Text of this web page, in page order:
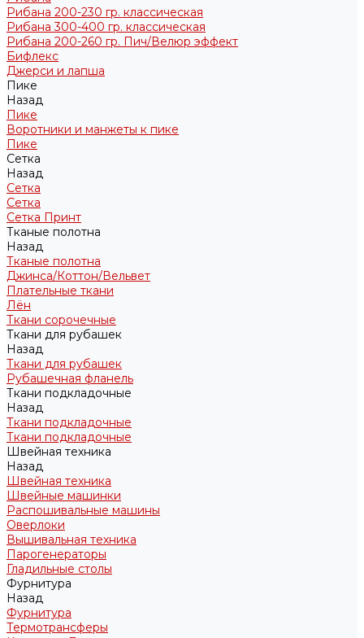
Рибана 200-230 гр. классическая
Рибана 300-400 гр. классическая
Рибана 200-260 гр. Пич/Велюр эффект
Бифлекс
Джерси и лапша
Пике
Назад
Пике
Воротники и манжеты к пике
Пике
Сетка
Назад
Сетка
Сетка
Сетка Принт
Тканые полотна
Назад
Тканые полотна
Джинса/Коттон/Вельвет
Плательные ткани
Лён
Ткани сорочечные
Ткани для рубашек
Назад
Ткани для рубашек
Рубашечная фланель
Ткани подкладочные
Назад
Ткани подкладочные
Ткани подкладочные
Швейная техника
Назад
Швейная техника
Швейные машинки
Распошивальные машины
Оверлоки
Вышивальная техника
Парогенераторы
Гладильные столы
Фурнитура
Назад
Фурнитура
Термотрансферы